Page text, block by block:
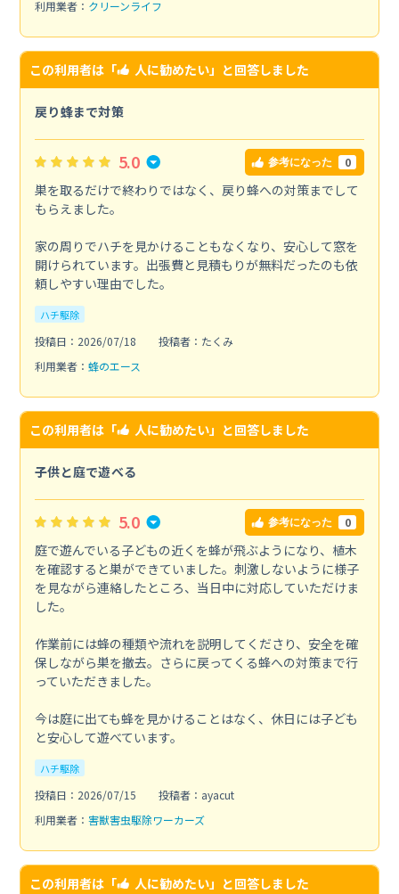
利用業者： クリーンライフ
この利用者は「 人に勧めたい」と回答しました
戻り蜂まで対策
5.0 参考になった 0
巣を取るだけで終わりではなく、戻り蜂への対策までして
もらえました。
家の周りでハチを見かけることもなくなり、安心して窓を
開けられています。出張費と見積もりが無料だったのも依
頼しやすい理由でした。
ハチ駆除
投稿日：2026/07/18
投稿者：たくみ
利用業者： 蜂のエース
この利用者は「 人に勧めたい」と回答しました
子供と庭で遊べる
5.0 参考になった 0
庭で遊んでいる子どもの近くを蜂が飛ぶようになり、植木
を確認すると巣ができていました。刺激しないように様子
を見ながら連絡したところ、当日中に対応していただけま
した。
作業前には蜂の種類や流れを説明してくださり、安全を確
保しながら巣を撤去。さらに戻ってくる蜂への対策まで行
っていただきました。
今は庭に出ても蜂を見かけることはなく、休日には子ども
と安心して遊べています。
ハチ駆除
投稿日：2026/07/15
投稿者：ayacut
利用業者： 害獣害虫駆除ワーカーズ
この利用者は「 人に勧めたい」と回答しました